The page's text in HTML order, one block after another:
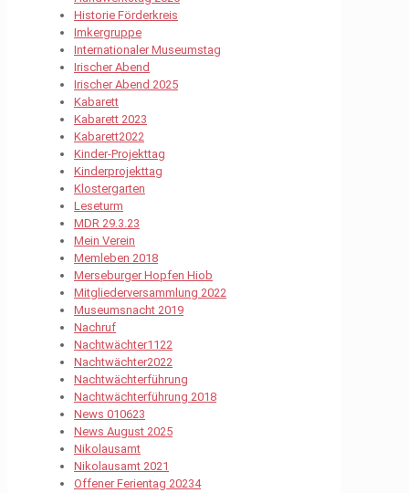
Historie Förderkreis
Imkergruppe
Internationaler Museumstag
Irischer Abend
Irischer Abend 2025
Kabarett
Kabarett 2023
Kabarett2022
Kinder-Projekttag
Kinderprojekttag
Klostergarten
Leseturm
MDR 29.3.23
Mein Verein
Memleben 2018
Merseburger Hopfen Hiob
Mitgliederversammlung 2022
Museumsnacht 2019
Nachruf
Nachtwächter1122
Nachtwächter2022
Nachtwächterführung
Nachtwächterführung 2018
News 010623
News August 2025
Nikolausamt
Nikolausamt 2021
Offener Ferientag 20234